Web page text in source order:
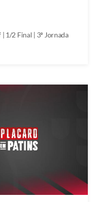
1/2 Final | 3ª Jornada